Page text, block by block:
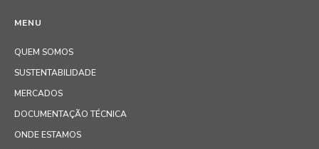
MENU
QUEM SOMOS
SUSTENTABILIDADE
MERCADOS
DOCUMENTAÇÃO TÉCNICA
ONDE ESTAMOS